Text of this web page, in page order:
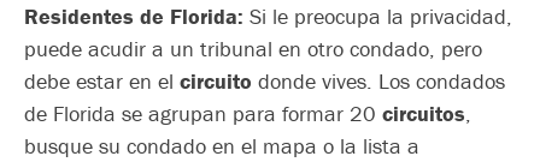
Residentes de Florida: Si le preocupa la privacidad,
puede acudir a un tribunal en otro condado, pero
debe estar en el circuito donde vives. Los condados
de Florida se agrupan para formar 20 circuitos,
busque su condado en el mapa o la lista a